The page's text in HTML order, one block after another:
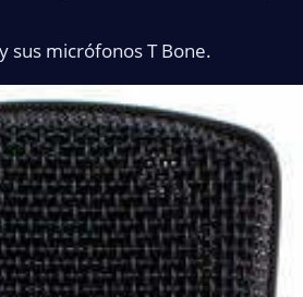
sus micrófonos T Bone.